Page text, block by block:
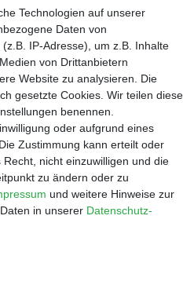
Technologien auf unserer
Daten von
IP-Adresse), um z.B. Inhalte
von Drittanbietern
Website zu analysieren. Die
gesetzte Cookies. Wir teilen diese
benennen.
oder aufgrund eines
Zustimmung kann erteilt oder
nicht einzuwilligen und die
zu ändern oder zu
und weitere Hinweise zur
in unserer Daten­schutz­